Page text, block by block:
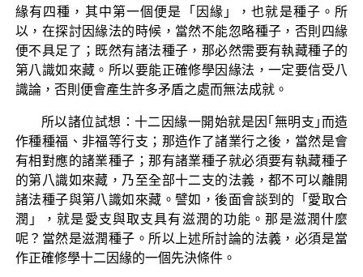
緣有四種，其中第一個便是「因緣」，也就是種子。所
以，在探討因緣法的時候，當然不能忽略種子，否則四緣
便不具足了；既然有諸法種子，那必然需要有執藏種子的
第八識如來藏。所以要能正確修學因緣法，一定要信受八
識論，否則便會產生許多矛盾之處而無法成就。
所以諸位試想：十二因緣一開始就是因｢無明支｣而造
作種種福、非福等行支；那造作了諸業行之後，當然是會
有相對應的諸業種子；那有諸業種子就必須要有執藏種子
的第八識如來藏，乃至全部十二支的法義，都不可以離開
諸法種子與第八識如來藏。譬如，後面會談到的「愛取合
潤」，就是愛支與取支具有滋潤的功能。那是滋潤什麼
呢？當然是滋潤種子。所以上述所討論的法義，必須是當
作正確修學十二因緣的一個先決條件。